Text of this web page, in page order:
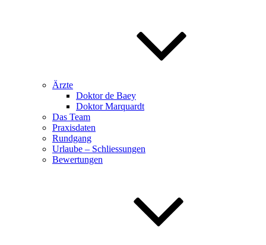
Ärzte
Doktor de Baey
Doktor Marquardt
Das Team
Praxisdaten
Rundgang
Urlaube – Schliessungen
Bewertungen